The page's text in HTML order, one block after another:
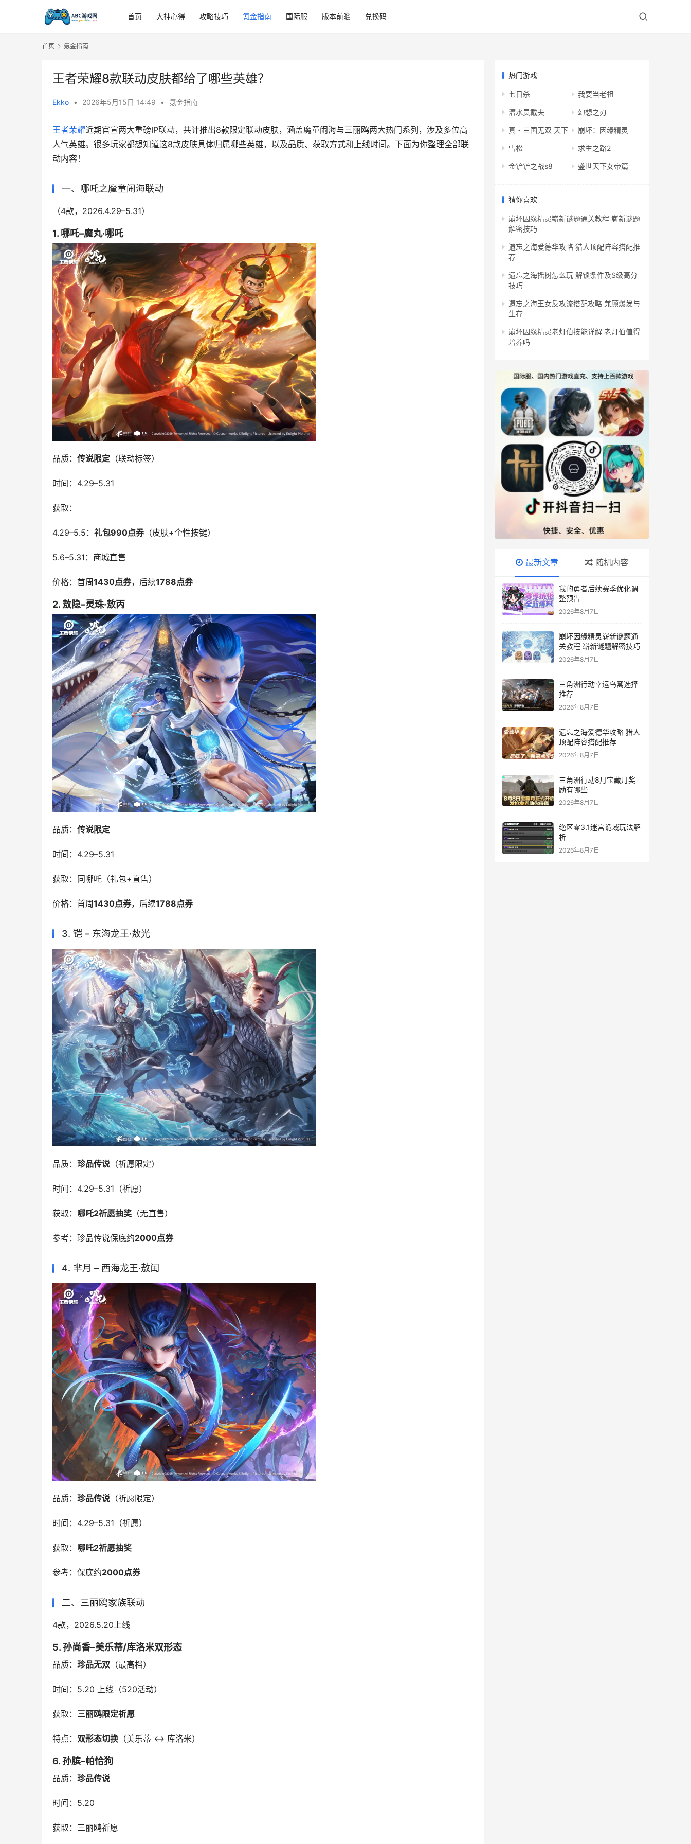
首页 大神心得 攻略技巧 氪金指南 国际服 版本前瞻 兑换码
首页 氪金指南
王者荣耀8款联动皮肤都给了哪些英雄？
Ekko • 2026年5月15日 14:49 • 氪金指南
王者荣耀近期官宣两大重磅IP联动，共计推出8款限定联动皮肤，涵盖魔童闹海与三丽鸥两大热门系列，涉及多位高
人气英雄。很多玩家都想知道这8款皮肤具体归属哪些英雄，以及品质、获取方式和上线时间。下面为你整理全部联
动内容！
一、哪吒之魔童闹海联动
（4款，2026.4.29–5.31）
1. 哪吒–魔丸·哪吒
品质： 传说限定 （联动标签）
时间：4.29–5.31
获取：
4.29–5.5： 礼包990点券（皮肤+个性按键）
5.6–5.31：商城直售
价格：首周1430点券，后续1788点券
2. 敖隐–灵珠·敖丙
品质： 传说限定
时间：4.29–5.31
获取：同哪吒（礼包+直售）
价格：首周1430点券，后续1788点券
3. 铠 – 东海龙王·敖光
品质： 珍品传说 （祈愿限定）
时间：4.29–5.31（祈愿）
获取： 哪吒2祈愿抽奖 （无直售）
参考：珍品传说保底约2000点券
4. 芈月 – 西海龙王·敖闰
品质： 珍品传说 （祈愿限定）
时间：4.29–5.31（祈愿）
获取： 哪吒2祈愿抽奖
参考：保底约2000点券
二、三丽鸥家族联动
4款，2026.5.20上线
5. 孙尚香–美乐蒂/库洛米双形态
品质： 珍品无双 （最高档）
时间：5.20 上线（520活动）
获取： 三丽鸥限定祈愿
特点： 双形态切换 （美乐蒂 ↔ 库洛米）
6. 孙膑–帕恰狗
品质： 珍品传说
时间：5.20
获取：三丽鸥祈愿
热门游戏
七日杀 我要当老祖
潜水员戴夫 幻想之刃
真・三国无双 天下 崩坏：因缘精灵
雪松 求生之路2
金铲铲之战s8 盛世天下女帝篇
猜你喜欢
崩坏因缘精灵崭新谜题通关教程 崭新谜题
解密技巧
遗忘之海爱德华攻略 猎人顶配阵容搭配推
荐
遗忘之海摇树怎么玩 解锁条件及S级高分
技巧
遗忘之海王女反攻流搭配攻略 兼顾爆发与
生存
崩坏因缘精灵老灯伯技能详解 老灯伯值得
培养吗
最新文章 随机内容
我的勇者后续赛季优化调
整预告
2026年8月7日
崩坏因缘精灵崭新谜题通
关教程 崭新谜题解密技巧
2026年8月7日
三角洲行动幸运鸟窝选择
推荐
2026年8月7日
遗忘之海爱德华攻略 猎人
顶配阵容搭配推荐
2026年8月7日
三角洲行动8月宝藏月奖
励有哪些
2026年8月7日
绝区零3.1迷宫诡域玩法解
析
2026年8月7日